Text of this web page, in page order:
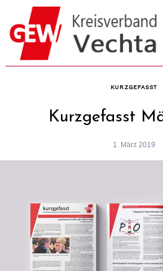
content
KURZGEFASST
Kurzgefasst
1. März 2019